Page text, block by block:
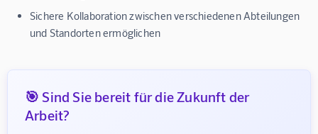
Sichere Kollaborationzwischen verschiedenen Abteilungen
und Standorten ermöglichen
🎯 Sind Sie bereit für die Zukunft der
Arbeit?